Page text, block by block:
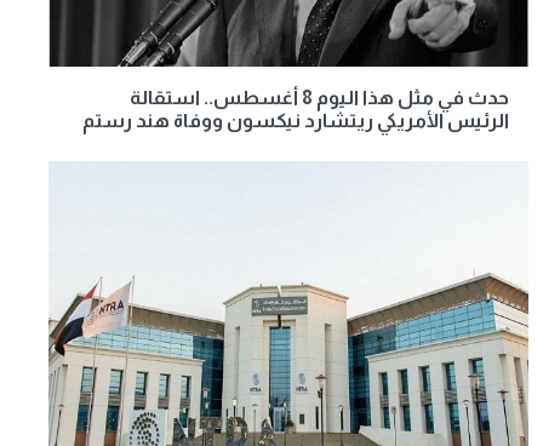
حدث في مثل هذا اليوم 8 أغسطس.. استقالة
الرئيس الأمريكي ريتشارد نيكسون ووفاة هند رستم